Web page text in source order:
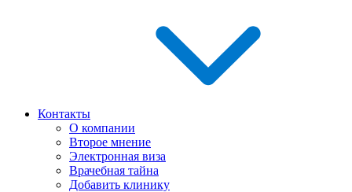
Контакты
О компании
Второе мнение
Электронная виза
Врачебная тайна
Добавить клинику